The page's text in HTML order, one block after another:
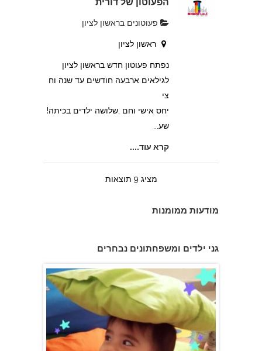
פעוטונים בראשון לציון
ראשון לציון
נפתח פעוטון חדש בראשון לציון
לגילאים ארבעה חודשים עד שנה וח
צי
יחס אישי וחם ,שלושה ילדים בכיתה!
שע...
קרא עוד....
מציג 9 תוצאות
מודעות ממומנות
גני ילדים ומשפחתונים נבחרים
פעוטון פינוקי במודיעין